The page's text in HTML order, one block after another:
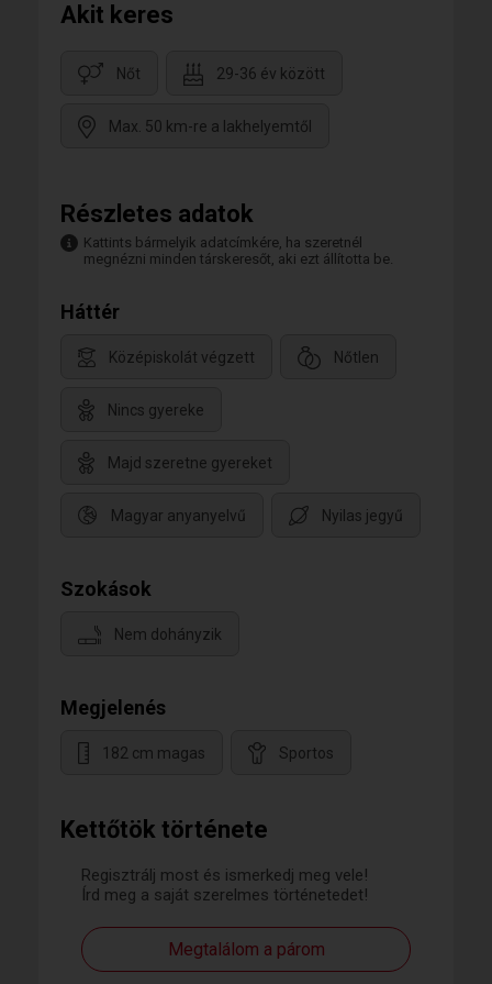
Kettőtök története
Regisztrálj most és ismerkedj meg vele!
Írd meg a saját szerelmes történetedet!
Megtalálom a párom
Akit keres
Nőt 29-36 év között
Max. 50 km-re a lakhelyemtől
Részletes adatok
Kattints bármelyik adatcímkére, ha szeretnél
megnézni minden társkeresőt, aki ezt állította be.
Háttér
Középiskolát végzett Nőtlen
Nincs gyereke
Majd szeretne gyereket
Magyar anyanyelvű Nyilas jegyű
Szokások
Nem dohányzik
Megjelenés
182 cm magas Sportos